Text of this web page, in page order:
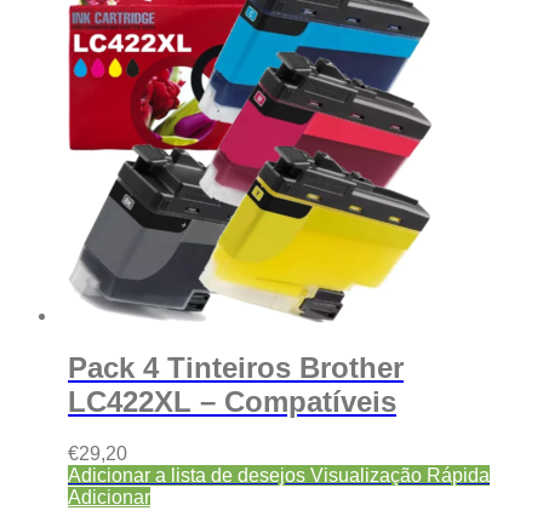
Pack 4 Tinteiros Brother
LC422XL – Compatíveis
€29,20
Adicionar a lista de desejos Visualização Rápida
Adicionar